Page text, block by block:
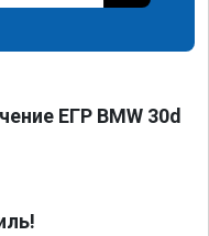
ЕГР BMW 30d